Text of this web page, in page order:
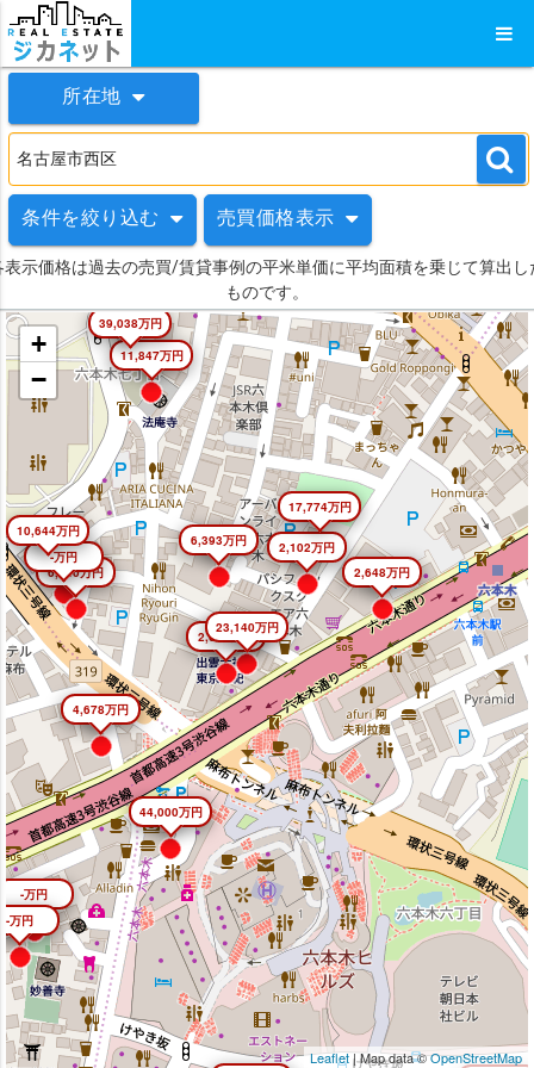
所在地
条件を絞り込む 売買価格表示
表示価格は過去の売買/賃貸事例の平米単価に平均面積を乗じて算出し
ものです。
44,000万円
2,645万円
23,140万円
4,678万円
2,102万円
2,648万円
6,393万円
-万円
17,774万円
-万円
6,640万円
-万円
10,644万円
11,847万円
39,038万円
+
−
Leaflet| Map data ©OpenStreetMap